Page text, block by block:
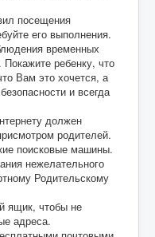
посещения
его выполнения.
временных
ребенку, что
Вам это хочется, а
и всегда
должен
родителей.
поисковые машины.
нежелательного
Родительскому
ящик, чтобы не
адреса.